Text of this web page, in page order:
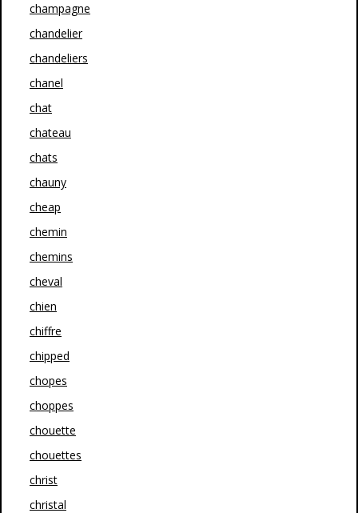
champagne
chandelier
chandeliers
chanel
chat
chateau
chats
chauny
cheap
chemin
chemins
cheval
chien
chiffre
chipped
chopes
choppes
chouette
chouettes
christ
christal